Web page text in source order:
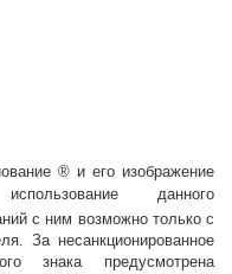
® и его изображение
данного
с ним возможно только с
За несанкционированное
знака предусмотрена